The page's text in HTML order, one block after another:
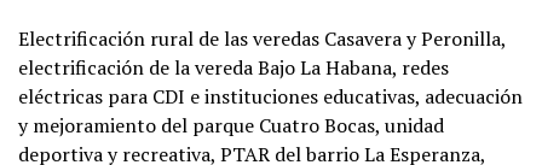
Electrificación rural de las veredas Casavera y Peronilla,
electrificación de la vereda Bajo La Habana, redes
eléctricas para CDI e instituciones educativas, adecuación
y mejoramiento del parque Cuatro Bocas, unidad
deportiva y recreativa, PTAR del barrio La Esperanza,